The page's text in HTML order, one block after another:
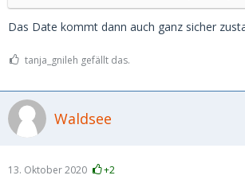
Das Date kommt dann auch ganz sicher
tanja_gnileh gefällt das.
Waldsee
13. Oktober 2020 +2